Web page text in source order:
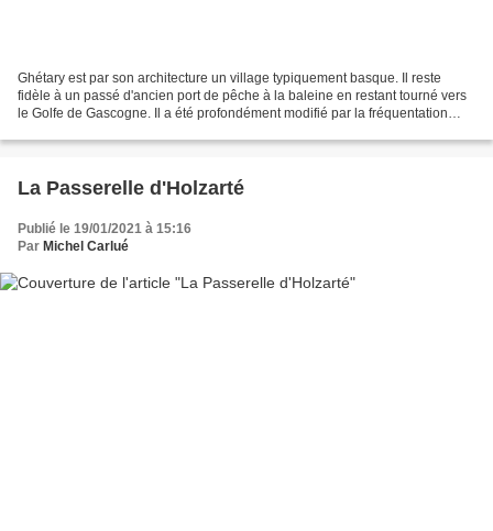
Ghétary est par son architecture un village typiquement basque. Il reste
fidèle à un passé d'ancien port de pêche à la baleine en restant tourné vers
le Golfe de Gascogne. Il a été profondément modifié par la fréquentation
La Passerelle d'Holzarté
Publié le 19/01/2021 à 15:16
Par Michel Carlué